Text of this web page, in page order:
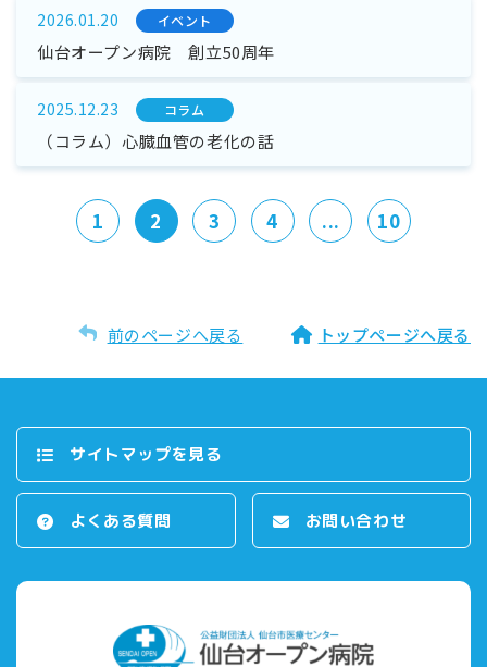
2026.01.20 イベント
仙台オープン病院 創立50周年
2025.12.23 コラム
（コラム）心臓血管の老化の話
1 2 3 4 ... 10
前のページへ戻る トップページへ戻る
サイトマップを⾒る
よくある質問 お問い合わせ